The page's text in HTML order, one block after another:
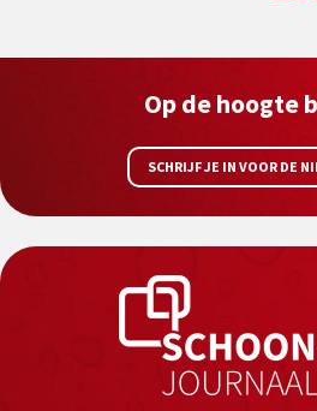
Op de hoogte
SCHRIJF JE IN VOOR DE